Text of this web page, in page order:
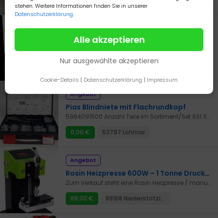
stehen. Weitere Informationen finden Sie in unserer
Datenschutzerklärung.
Alle akzeptieren
Nur ausgewählte akzeptieren
Cookie-Details | Datenschutzerklärung | Impressum
Angebot
0,00 €
94032 Passau
Angebot
Pias Blindniete mit Flachrundkopf
5964091500 Anzahl Teile im Sortiment/Set 631 STK Werkstoff Hülse Aluminium, AlMg 2,5 Oberfläche Hülse Blank Werkstoff Dorn Stahl. Ist noch im Bearbeitung
0,00 €
53797 Lohmar
Angebot
Rosin Heizpresse 600W – 1 Tonne Druck – 6x12 cm Doppelheizplatte
Zum Verkauf steht eine Rosin Heizpresse / manuelle Wärmepresse mit 600 Watt Leistung und bis zu 1 Tonne Pressdruck. Das Gerät ist unbenutzt und technisch einwandfrei. Ideal für verschiedene Press- und Transferarbeiten im Hobby- oder semiprofessionellen Bereich. Technische Daten Leistung: 600 Watt Spannung: 220 Volt Pressdruck: bis 1 Tonne Heizplatten-Größe: 6 x 12 cm Doppelheizplatte Temperatur einstellbar bis 250 °C Digitaler Controller mit Display Einstellbare Zeitfunktion Manuelle Druckeinstellung Farbe: Grün / Schwarz Funktionen & Vorteile Gleichmäßige Wärmeverteilung Präzise Temperatur- und Zeitsteuerung Kompakte Bauweise Stabiler Metallrahmen Einfache Bedienung Sicherheitsfunktionen wie Überhitzungsschutz Einsatzbereiche Wärmetransferarbeiten Heißprägen von Textilien Trocknen und Pressen von Materialien Bastel- und DIY-Projekte Verschiedene Pressanwendungen je nach Bedarf Zustand Unbenutzt Voll funktionsfähig Sehr guter Gesamtzustand Mehr Infos: https://amzn.to/3MKMj9H Bei Fragen einfach melden.
89,00 €
89168 Niederstotzingen